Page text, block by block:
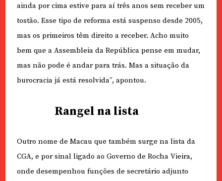
ainda por cima estive para aí três anos sem receber um
tostão. Esse tipo de reforma está suspenso desde 2005,
mas os primeiros têm direito a receber. Acho muito
bem que a Assembleia da República pense em mudar,
mas não pode é andar para trás. Mas a situação da
burocracia já está resolvida”, apontou.
Rangel na lista
Outro nome de Macau que também surge na lista da
CGA, e por sinal ligado ao Governo de Rocha Vieira,
onde desempenhou funções de secretário adjunto